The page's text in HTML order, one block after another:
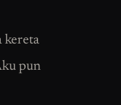
kereta
pun